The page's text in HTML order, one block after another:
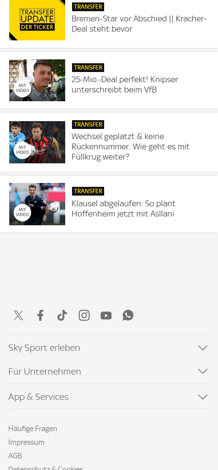
TRANSFER
Bremen-Star vor Abschied || Kracher-
Deal steht bevor
TRANSFER
25-Mio.-Deal perfekt! Knipser
unterschreibt beim VfB
TRANSFER
Wechsel geplatzt & keine
Rückennummer: Wie geht es mit
Füllkrug weiter?
TRANSFER
Klausel abgelaufen: So plant
Hoffenheim jetzt mit Asllani
Sky Sport erleben
Für Unternehmen
App & Services
Häufige Fragen
Impressum
AGB